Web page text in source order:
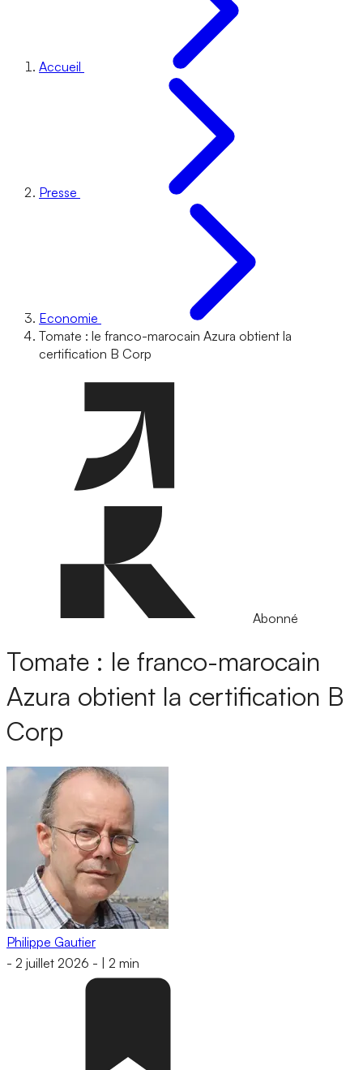
Accueil
Presse
Economie
Tomate : le franco-marocain Azura obtient la
certification B Corp
Abonné
Tomate : le franco-marocain
Azura obtient la certification B
Corp
Philippe Gautier
- 2 juillet 2026 - 2 min